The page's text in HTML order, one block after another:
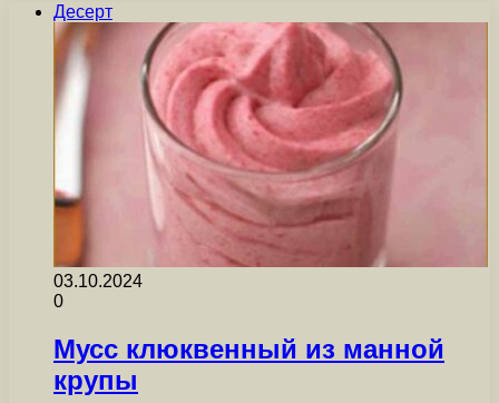
Десерт
03.10.2024
0
Мусс клюквенный из манной
крупы